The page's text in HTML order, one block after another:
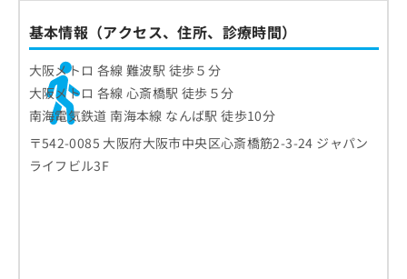
基本情報（アクセス、住所、診療時間）
大阪メトロ 各線 難波駅 徒歩５分
大阪メトロ 各線 心斎橋駅 徒歩５分
南海電気鉄道 南海本線 なんば駅 徒歩10分
〒542-0085 大阪府大阪市中央区心斎橋筋2-3-24 ジャパン
ライフビル3F